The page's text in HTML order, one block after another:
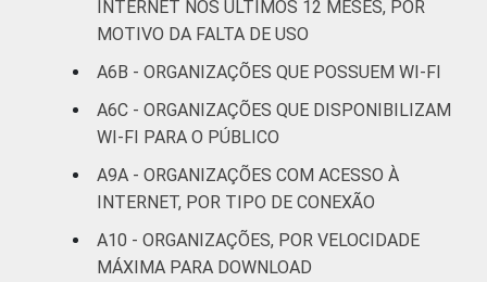
Religião 84 13
Saúde e
social
Habitação e
meio ambiente
70
Outros 92 5
INTERNET NOS ÚLTIMOS 12 MESES, POR
MOTIVO DA FALTA DE USO
A6B - ORGANIZAÇÕES QUE POSSUEM WI-FI
A6C - ORGANIZAÇÕES QUE DISPONIBILIZAM
WI-FI PARA O PÚBLICO
A9A - ORGANIZAÇÕES COM ACESSO À
INTERNET, POR TIPO DE CONEXÃO
A10 - ORGANIZAÇÕES, POR VELOCIDADE
MÁXIMA PARA DOWNLOAD